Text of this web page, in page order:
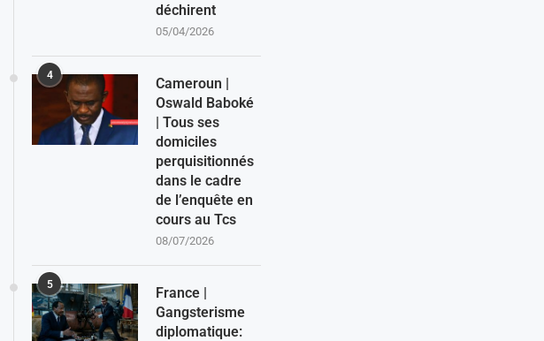
déchirent
05/04/2026
4
Cameroun |
Oswald Baboké
| Tous ses
domiciles
perquisitionnés
dans le cadre
de l’enquête en
cours au Tcs
08/07/2026
5
France |
Gangsterisme
diplomatique: